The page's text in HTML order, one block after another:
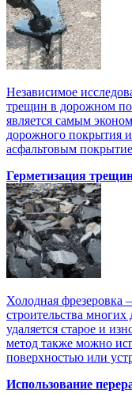
Независимое
трещин в дорожном
является самым
дорожного покрытия
асфальтовым
Герметизация
Холодная фрезеровка
строительства
удаляется старое и
метод также можно
поверхностью или
Использование